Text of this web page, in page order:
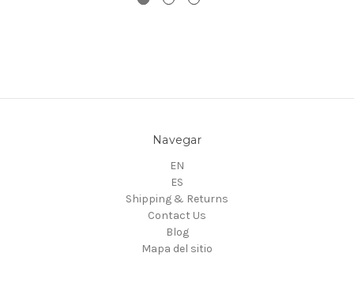
Navegar
EN
ES
Shipping & Returns
Contact Us
Blog
Mapa del sitio